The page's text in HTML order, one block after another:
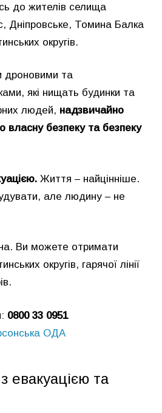
до жителів селища
Дніпровське, Томина Балка
округів.
дроновими та
які нищать будинки та
людей, надзвичайно
власну безпеку та безпеку
Життя – найцінніше.
але людину – не
Ви можете отримати
округів, гарячої лінії
0800 33 0951
ОДА
евакуацією та